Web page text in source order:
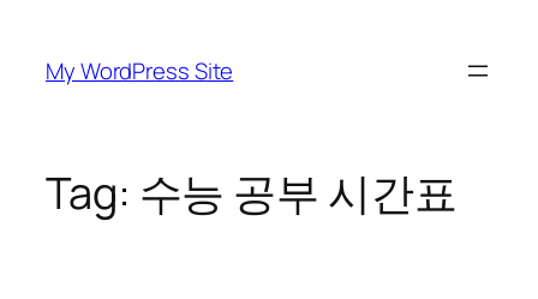
content
My WordPress Site
Tag: 수능 공부 시간표